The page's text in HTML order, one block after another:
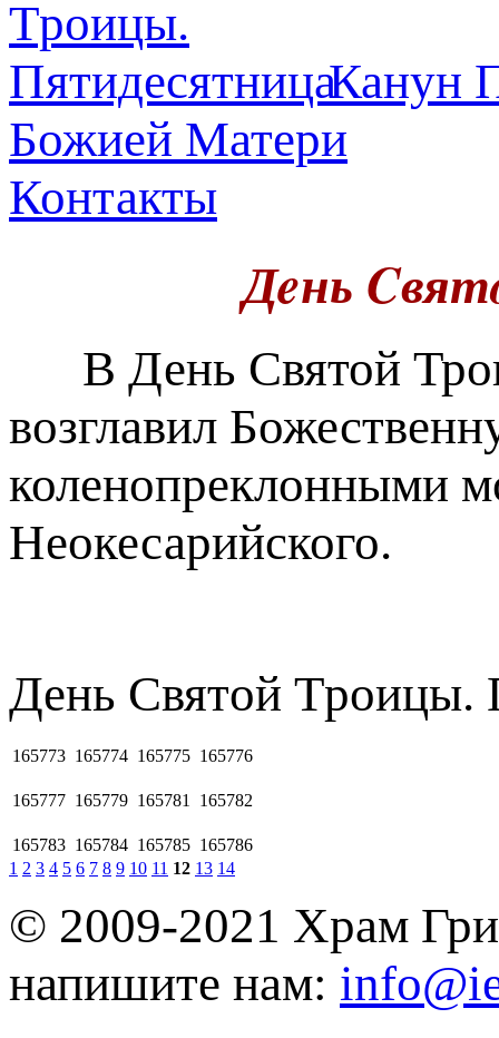
Канун
Божией Матери
Контакты
Дeнь
В День Святой
возглавил
коленопреклонными
Неокесарийского.
Дeнь Cвятoй Tpoицы.
165773 165774 165775 165776
165777 165779 165781 165782
165783 165784 165785 165786
1 2 3 4 5 6 7 8 9 10 11 12 13 14
© 2009-2021 Храм
напишите нам: